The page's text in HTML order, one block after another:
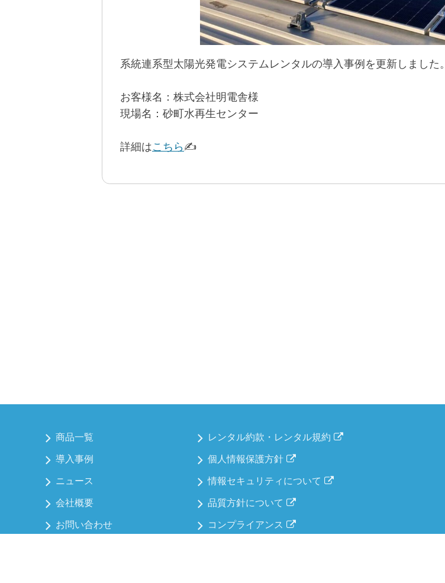
系統連系型太陽光発電システムレンタルの導入事例を更新しました。
お客様名：株式会社明電舎様
現場名：砂町水再生センター
詳細はこちら✍
商品一覧
導入事例
ニュース
会社概要
お問い合わせ
レンタル約款・レンタル規約
個人情報保護方針
情報セキュリティについて
品質方針について
コンプライアンス